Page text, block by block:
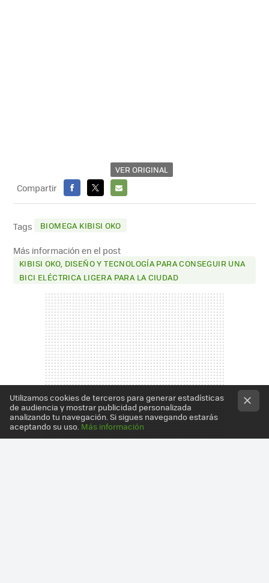
VER ORIGINAL
Compartir
FACEBOOK
X
E-
MAIL
Tags BIOMEGA KIBISI OKO
Más información en el post
KIBISI OKO, DISEÑO Y TECNOLOGÍA PARA CONSEGUIR UNA
BICI ELÉCTRICA LIGERA PARA LA CIUDAD
Utilizamos cookies de terceros para generar estadísticas
de audiencia y mostrar publicidad personalizada
analizando tu navegación. Si sigues navegando estarás
aceptando su uso. Más información